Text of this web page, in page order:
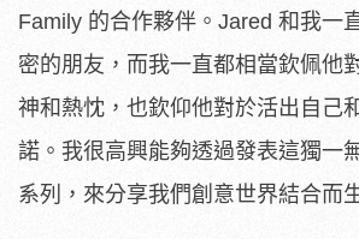
Family 的合作夥伴。Jared 和我一
密的朋友，而我一直都相當欽佩他
神和熱忱，也欽仰他對於活出自己
諾。我很高興能夠透過發表這獨一
系列，來分享我們創意世界結合而